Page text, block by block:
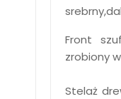
Front
zrobiony
Stelaż